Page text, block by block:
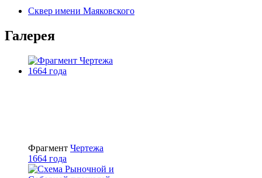
Сквер имени Маяковского
Галерея
Фрагмент Чертежа
1664 года